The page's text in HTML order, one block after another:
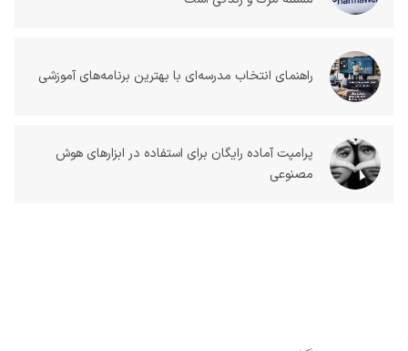
راهنمای انتخاب مدرسه‌ای با بهترین برنامه‌های آموزشی
پرامپت آماده رایگان برای استفاده در ابزارهای هوش
مصنوعی